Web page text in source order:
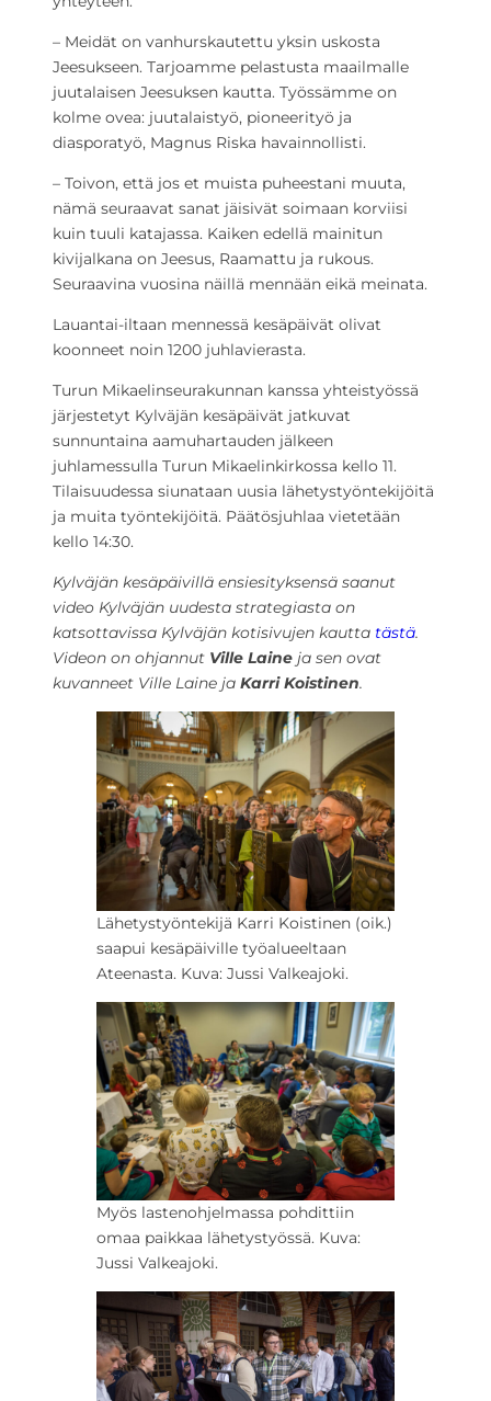
– Meidät on vanhurskautettu yksin uskosta
Jeesukseen. Tarjoamme pelastusta maailmalle
juutalaisen Jeesuksen kautta. Työssämme on
kolme ovea: juutalaistyö, pioneerityö ja
diasporatyö, Magnus Riska havainnollisti.
– Toivon, että jos et muista puheestani muuta,
nämä seuraavat sanat jäisivät soimaan korviisi
kuin tuuli katajassa. Kaiken edellä mainitun
kivijalkana on Jeesus, Raamattu ja rukous.
Seuraavina vuosina näillä mennään eikä meinata.
Lauantai-iltaan mennessä kesäpäivät olivat
koonneet noin 1200 juhlavierasta.
Turun Mikaelinseurakunnan kanssa yhteistyössä
järjestetyt Kylväjän kesäpäivät jatkuvat
sunnuntaina aamuhartauden jälkeen
juhlamessulla Turun Mikaelinkirkossa kello 11.
Tilaisuudessa siunataan uusia lähetystyöntekijöitä
ja muita työntekijöitä. Päätösjuhlaa vietetään
kello 14:30.
Kylväjän kesäpäivillä ensiesityksensä saanut
video Kylväjän uudesta strategiasta on
katsottavissa Kylväjän kotisivujen kautta tästä.
Videon on ohjannut Ville Laine ja sen ovat
kuvanneet Ville Laine ja Karri Koistinen.
Lähetystyöntekijä Karri Koistinen (oik.)
saapui kesäpäiville työalueeltaan
Ateenasta. Kuva: Jussi Valkeajoki.
Myös lastenohjelmassa pohdittiin
omaa paikkaa lähetystyössä. Kuva:
Jussi Valkeajoki.